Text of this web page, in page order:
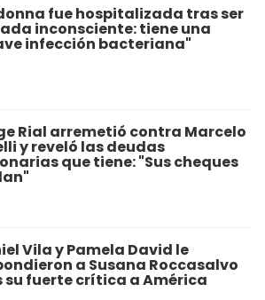
fue hospitalizada tras ser
inconsciente: tiene una
infección bacteriana"
Rial arremetió contra Marcelo
y reveló las deudas
que tiene: "Sus cheques
Vila y Pamela David le
a Susana Roccasalvo
su fuerte crítica a América